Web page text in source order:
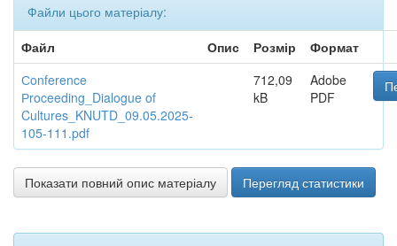
Файли цього матеріалу:
Файл
Опис Розмір
Формат
Сonference
Рroceeding_Dialogue of
Cultures_KNUTD_09.05.2025-
105-111.pdf
712,09
kB
Adobe
PDF
Показати повний опис матеріалу Перегляд статистики